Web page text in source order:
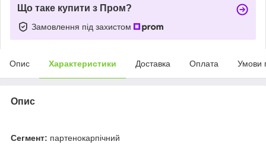
Що таке купити з Пром?
Замовлення під захистом
Опис Характеристики Доставка Оплата Умови
Опис
Сегмент: партенокарпічний